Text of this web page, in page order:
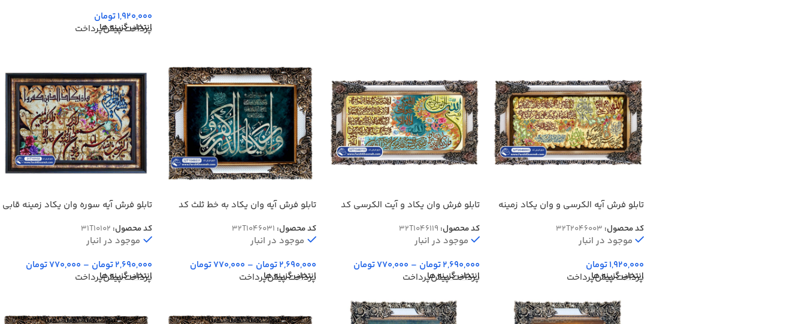
1,920,000تومان
انتخاب گزینه ها
پرداخت پیش‌پرداخت
تابلو فرش آیه الکرسی و وان یکاد زمینه
کد محصول: 32T2046003
موجود در انبار
1,920,000تومان
انتخاب گزینه ها
پرداخت پیش‌پرداخت
تابلو فرش وان یکاد و آیت الکرسی کد
کد محصول: 32T1046119
موجود در انبار
2,690,000تومان –
770,000تومان
انتخاب گزینه ها
پرداخت پیش‌پرداخت
تابلو فرش آیه وان یکاد به خط ثلث کد
کد محصول: 32T1046031
موجود در انبار
2,690,000تومان –
770,000تومان
انتخاب گزینه ها
پرداخت پیش‌پرداخت
تابلو فرش آیه سوره وان یکاد زمینه قابی
کد محصول: 31T10102
موجود در انبار
2,690,000تومان –
770,000تومان
انتخاب گزینه ها
پرداخت پیش‌پرداخت